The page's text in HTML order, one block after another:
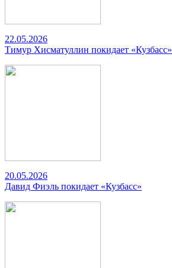
22.05.2026
Тимур Хисматуллин покидает «Кузбасс»
20.05.2026
Давид Фиэль покидает «Кузбасс»